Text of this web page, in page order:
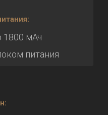
1800 мАч
питания